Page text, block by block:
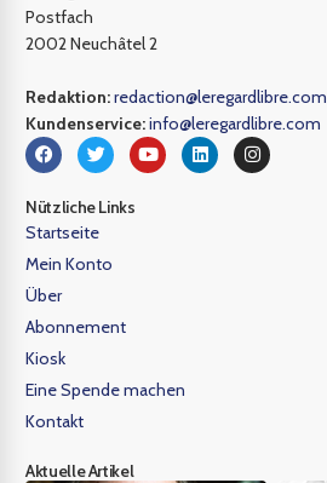
Postfach
2002 Neuchâtel 2
Redaktion:redaction@leregardlibre.com
Kundenservice:info@leregardlibre.com
Nützliche Links
Startseite
Mein Konto
Über
Abonnement
Kiosk
Eine Spende machen
Kontakt
Aktuelle Artikel